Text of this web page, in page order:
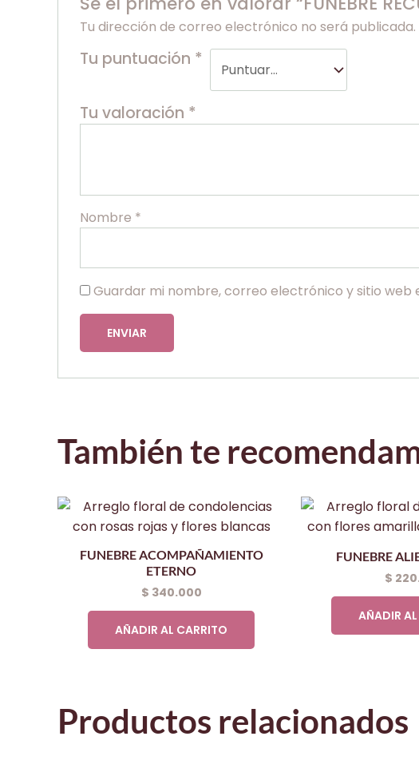
Tu dirección de correo electrónico no será publicada.
Tu puntuación *
Tu valoración *
Nombre *
Guardar mi nombre, correo electrónico y sitio
También te
FUNEBRE ACOMPAÑAMIENTO
ETERNO
$ 340.000
AÑADIR AL CARRITO
FUNEBRE
$
AÑADIR
Productos relacionados